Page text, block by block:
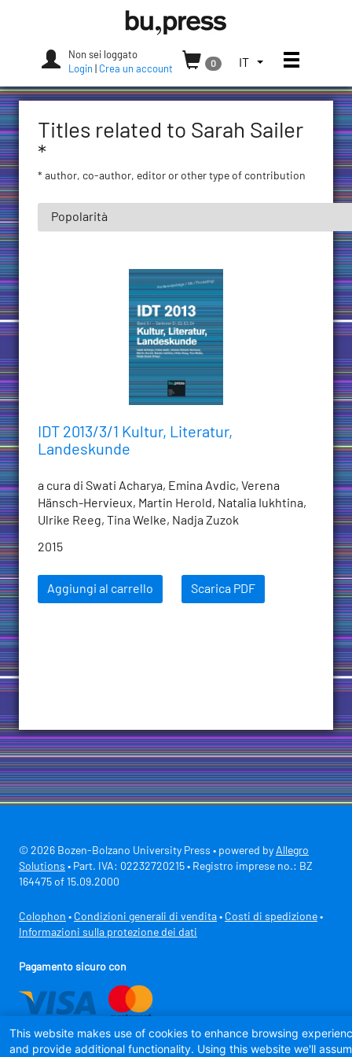
Press
Non sei loggato
Login
Crea un account
0
SELEZIONA
LINGUA.
ATTUALE:
IT Apri/
Titles related to Sarah Sailer
*
* author, co-author, editor or other type of contribution
IDT 2013/3/1 Kultur, Literatur,
Landeskunde
a cura di Swati Acharya, Emina Avdic, Verena
Hänsch-Hervieux, Martin Herold, Natalia Iukhtina,
Ulrike Reeg, Tina Welke, Nadja Zuzok
2015
Aggiungi al carrello Scarica PDF
© 2026 Bozen-Bolzano University Press • powered by Allegro
Solutions • Part. IVA: 02232720215 • Registro imprese no.: BZ
164475 of 15.09.2000
Colophon • Condizioni generali di vendita • Costi di spedizione •
Informazioni sulla protezione dei dati
Pagamento sicuro con
This website makes use of cookies to enhance browsing
and provide additional functionality. Using this website we'll